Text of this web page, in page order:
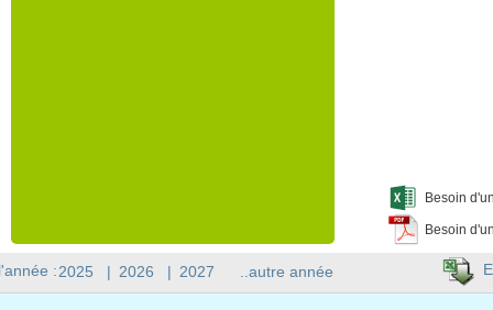
Besoin
Besoin
:2025 | 2026 | 2027 ..autre année